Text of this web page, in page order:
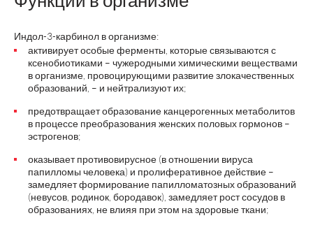
Индол-3-карбинол в организме:
активирует особые ферменты, которые связываются с
ксенобиотиками – чужеродными химическими веществами
в организме, провоцирующими развитие злокачественных
образований, – и нейтрализуют их;
предотвращает образование канцерогенных метаболитов
в процессе преобразования женских половых гормонов –
эстрогенов;
оказывает противовирусное (в отношении вируса
папилломы человека) и пролиферативное действие –
замедляет формирование папилломатозных образований
(невусов, родинок, бородавок), замедляет рост сосудов в
образованиях, не влияя при этом на здоровые ткани;